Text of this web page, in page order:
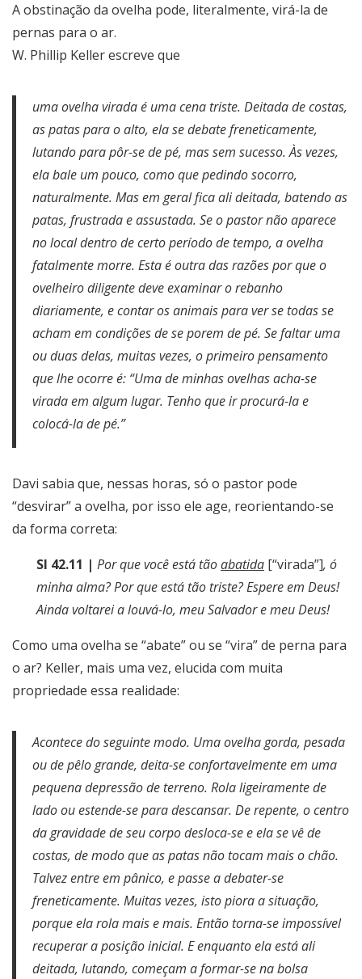
A obstinação da ovelha pode, literalmente, virá-la de
pernas para o ar.
W. Phillip Keller escreve que
uma ovelha virada é uma cena triste. Deitada de costas,
as patas para o alto, ela se debate freneticamente,
lutando para pôr-se de pé, mas sem sucesso. Às vezes,
ela bale um pouco, como que pedindo socorro,
naturalmente. Mas em geral fica ali deitada, batendo as
patas, frustrada e assustada. Se o pastor não aparece
no local dentro de certo período de tempo, a ovelha
fatalmente morre. Esta é outra das razões por que o
ovelheiro diligente deve examinar o rebanho
diariamente, e contar os animais para ver se todas se
acham em condições de se porem de pé. Se faltar uma
ou duas delas, muitas vezes, o primeiro pensamento
que lhe ocorre é: “Uma de minhas ovelhas acha-se
virada em algum lugar. Tenho que ir procurá-la e
colocá-la de pé.”
Davi sabia que, nessas horas, só o pastor pode
“desvirar” a ovelha, por isso ele age, reorientando-se
da forma correta:
Sl 42.11 | Por que você está tãoabatida [“virada”], ó
minha alma? Por que está tão triste? Espere em Deus!
Ainda voltarei a louvá-lo, meu Salvador e meu Deus!
Como uma ovelha se “abate” ou se “vira” de perna para
o ar? Keller, mais uma vez, elucida com muita
propriedade essa realidade:
Acontece do seguinte modo. Uma ovelha gorda, pesada
ou de pêlo grande, deita-se confortavelmente em uma
pequena depressão de terreno. Rola ligeiramente de
lado ou estende-se para descansar. De repente, o centro
da gravidade de seu corpo desloca-se e ela se vê de
costas, de modo que as patas não tocam mais o chão.
Talvez entre em pânico, e passe a debater-se
freneticamente. Muitas vezes, isto piora a situação,
porque ela rola mais e mais. Então torna-se impossível
recuperar a posição inicial. E enquanto ela está ali
deitada, lutando, começam a formar-se na bolsa